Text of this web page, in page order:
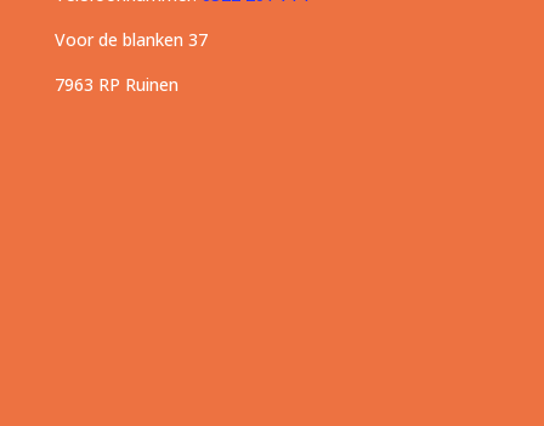
Voor de blanken 37
7963 RP Ruinen